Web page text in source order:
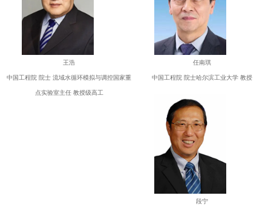
王浩
中国工程院 院士 流域水循环模拟与调控国家重
点实验室主任 教授级高工
任南琪
中国工程院 院士哈尔滨工业大学 教授
段宁